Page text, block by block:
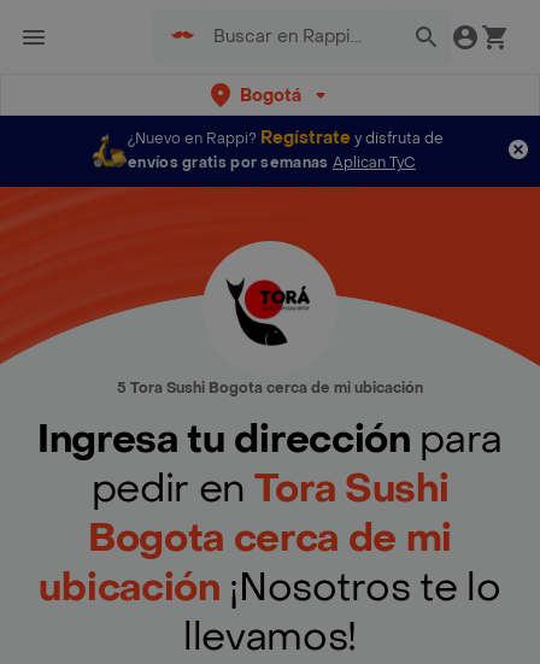
Bogotá
¿Nuevo en Rappi? Regístratey disfruta de
envíos gratis por semanas Aplican TyC
5 Tora Sushi Bogota cerca de mi ubicación
Ingresa tu dirección para
pedir en Tora Sushi
Bogota cerca de mi
ubicación ¡Nosotros te lo
llevamos!